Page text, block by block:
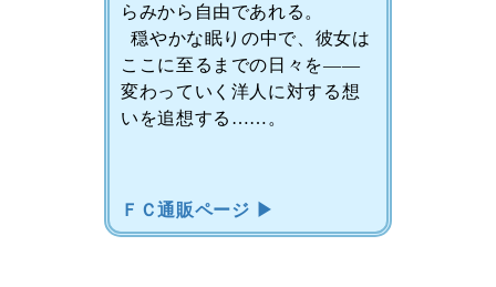
らみから自由であれる。
穏やかな眠りの中で、彼女は
ここに至るまでの日々を――
変わっていく洋人に対する想
いを追想する……。
ＦＣ通販ページ ▶